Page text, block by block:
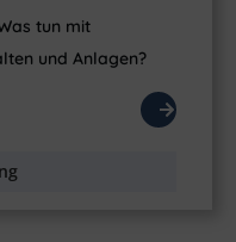
tun mit
und Anlagen?